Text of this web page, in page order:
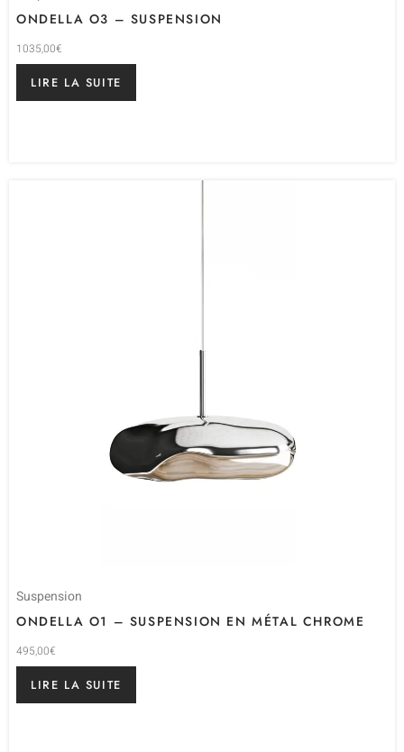
ONDELLA O3 – SUSPENSION
1035,00€
LIRE LA SUITE
Suspension
ONDELLA O1 – SUSPENSION EN MÉTAL CHROME
495,00€
LIRE LA SUITE